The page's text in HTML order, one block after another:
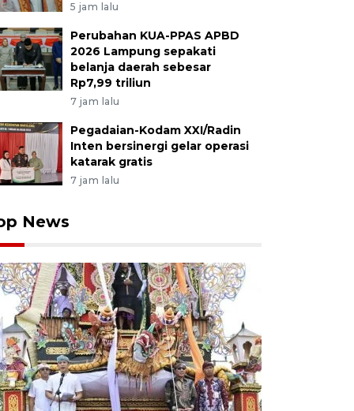
5 jam lalu
Perubahan KUA-PPAS APBD
2026 Lampung sepakati
belanja daerah sebesar
Rp7,99 triliun
7 jam lalu
Pegadaian-Kodam XXI/Radin
Inten bersinergi gelar operasi
katarak gratis
7 jam lalu
News